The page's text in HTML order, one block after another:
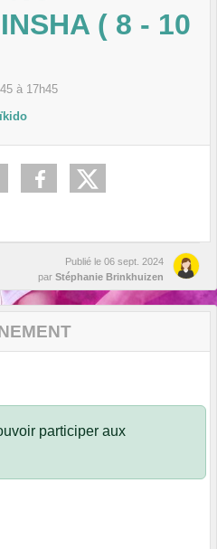
( 8 - 10
à 17h45
Publié le 06 sept. 2024
par Stéphanie Brinkhuizen
participer aux